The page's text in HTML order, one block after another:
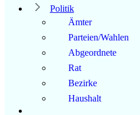
Politik
Ämter
Parteien/Wahlen
Abgeordnete
Rat
Bezirke
Haushalt